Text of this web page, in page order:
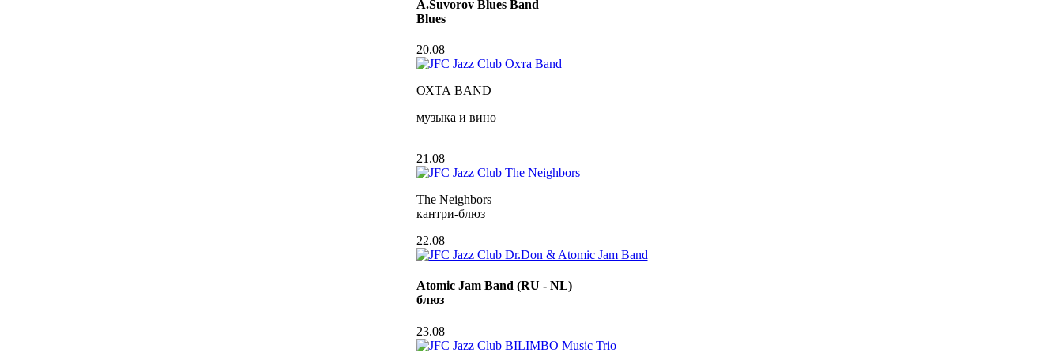
A.Suvorov Blues Band
Blues
20.08
ОХТА BAND
музыка и вино
21.08
The Neighbors
кантри-блюз
22.08
Atomic Jam Band (RU - NL)
блюз
23.08